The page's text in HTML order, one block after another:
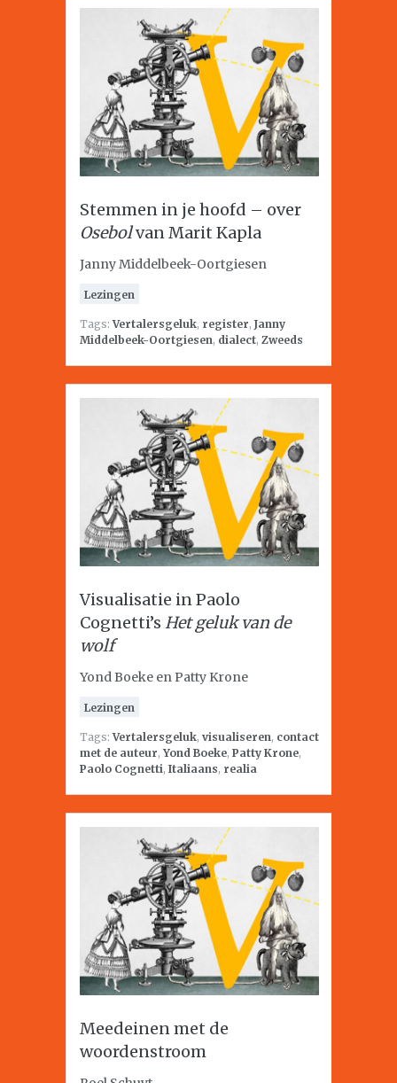
Stemmen in je hoofd – over
Osebolvan Marit Kapla
Janny Middelbeek-Oortgiesen
Lezingen
Tags:Vertalersgeluk, register, Janny
Middelbeek-Oortgiesen, dialect, Zweeds
Visualisatie in Paolo
Cognetti’s Het geluk van de
wolf
Yond Boeke en Patty Krone
Lezingen
Tags:Vertalersgeluk, visualiseren, contact
met de auteur,Yond Boeke, Patty Krone,
Paolo Cognetti, Italiaans, realia
Meedeinen met de
woordenstroom